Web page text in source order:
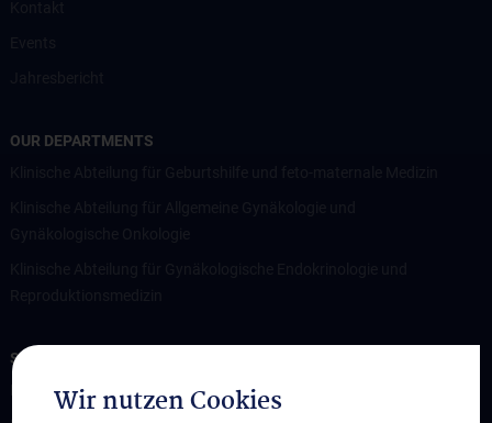
OUR DEPARTMENTS
STUDIES, TRAINING AND FURTHER EDUCATION
Department for Education and Postgraduate Training
Wir nutzen Cookies